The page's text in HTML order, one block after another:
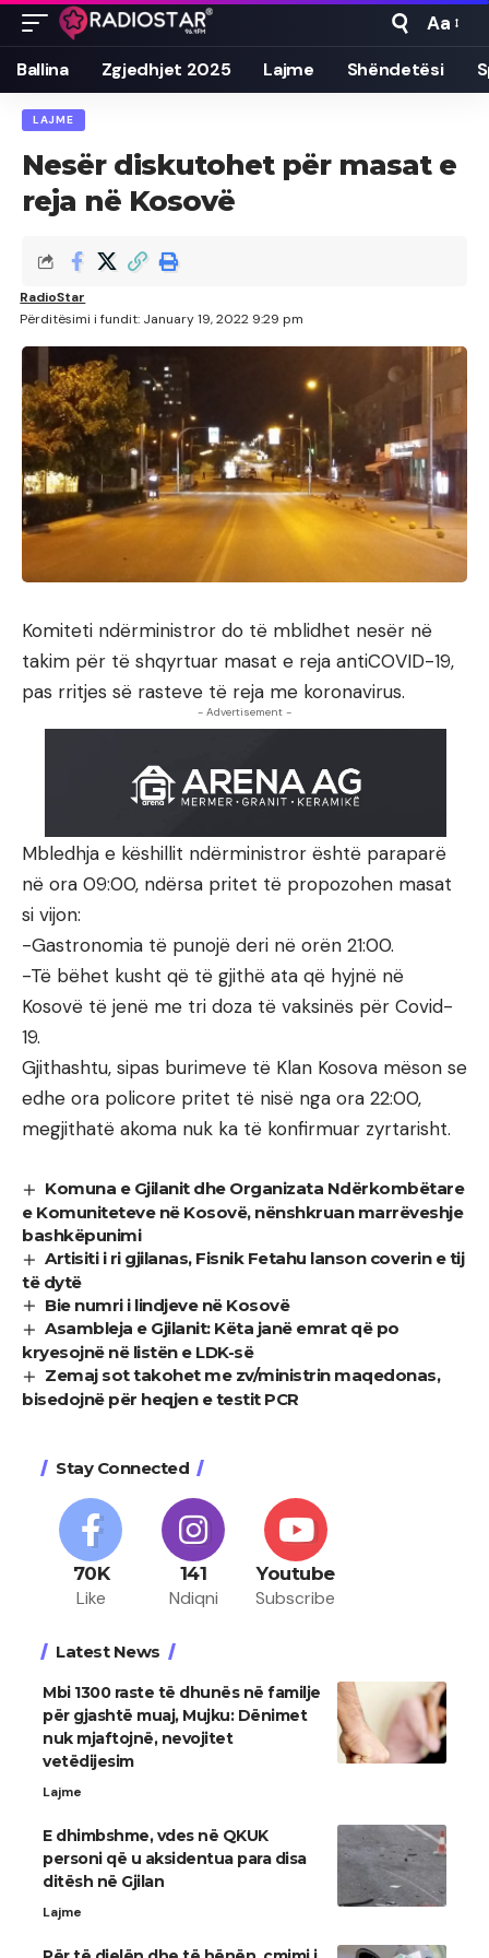
Font
Resizer
Aa
Ballina Zgjedhjet 2025 Lajme Shëndetësi
LAJME
Nesër diskutohet për masat e
reja në Kosovë
Përditësimi i fundit: January 19, 2022 9:29 pm
RadioStar
Komiteti ndërministror do të mblidhet nesër në
takim për të shqyrtuar masat e reja antiCOVID-19,
pas rritjes së rasteve të reja me koronavirus.
- Advertisement -
Mbledhja e këshillit ndërministror është paraparë
në ora 09:00, ndërsa pritet të propozohen masat
si vijon:
-Gastronomia të punojë deri në orën 21:00.
-Të bëhet kusht që të gjithë ata që hyjnë në
Kosovë të jenë me tri doza të vaksinës për Covid-
19.
Gjithashtu, sipas burimeve të Klan Kosova mëson se
edhe ora policore pritet të nisë nga ora 22:00,
megjithatë akoma nuk ka të konfirmuar zyrtarisht.
Komuna e Gjilanit dhe Organizata Ndërkombëtare
e Komuniteteve në Kosovë, nënshkruan marrëveshje
bashkëpunimi
Artisiti i ri gjilanas, Fisnik Fetahu lanson coverin e tij
të dytë
Bie numri i lindjeve në Kosovë
Asambleja e Gjilanit: Këta janë emrat që po
kryesojnë në listën e LDK-së
Zemaj sot takohet me zv/ministrin maqedonas,
bisedojnë për heqjen e testit PCR
Stay Connected
70K
Like
141
Ndiqni
Youtube
Subscribe
Latest News
Mbi 1300 raste të dhunës në familje
për gjashtë muaj, Mujku: Dënimet
nuk mjaftojnë, nevojitet
vetëdijesim
Lajme
E dhimbshme, vdes në QKUK
personi që u aksidentua para disa
ditësh në Gjilan
Lajme